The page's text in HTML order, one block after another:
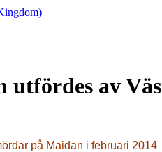
av
på Maidan i februari 2014